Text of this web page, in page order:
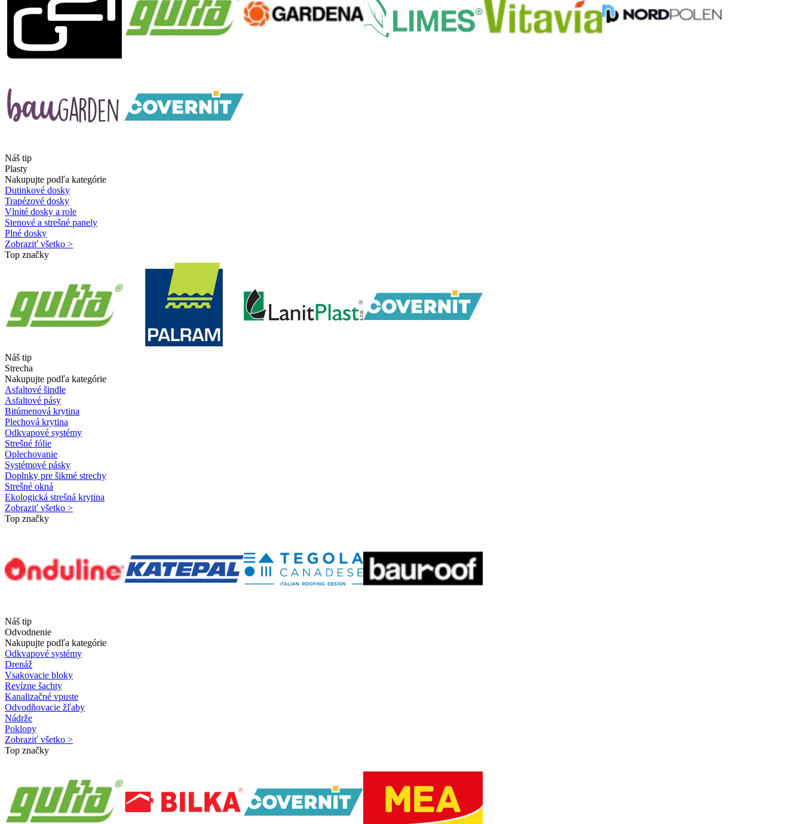
Náš tip
Plasty
Nakupujte podľa kategórie
Dutinkové dosky
Trapézové dosky
Vlnité dosky a role
Stenové a strešné panely
Plné dosky
Zobraziť všetko >
Top značky
Náš tip
Strecha
Nakupujte podľa kategórie
Asfaltové šindle
Asfaltové pásy
Bitúmenová krytina
Plechová krytina
Odkvapové systémy
Strešné fólie
Oplechovanie
Systémové pásky
Doplnky pre šikmé strechy
Strešné okná
Ekologická strešná krytina
Zobraziť všetko >
Top značky
Náš tip
Odvodnenie
Nakupujte podľa kategórie
Odkvapové systémy
Drenáž
Vsakovacie bloky
Revízne šachty
Kanalizačné vpuste
Odvodňovacie žľaby
Nádrže
Poklopy
Zobraziť všetko >
Top značky